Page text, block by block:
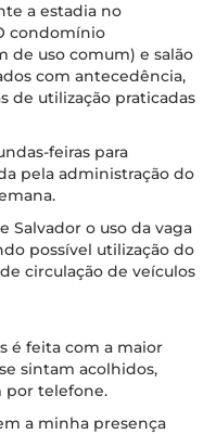
a estadia no
condomínio
de uso comum) e salão
com antecedência,
de utilização praticadas
feiras para
pela administração do
Salvador o uso da vaga
possível utilização do
circulação de veículos
é feita com a maior
sintam acolhidos,
por telefone.
a minha presença